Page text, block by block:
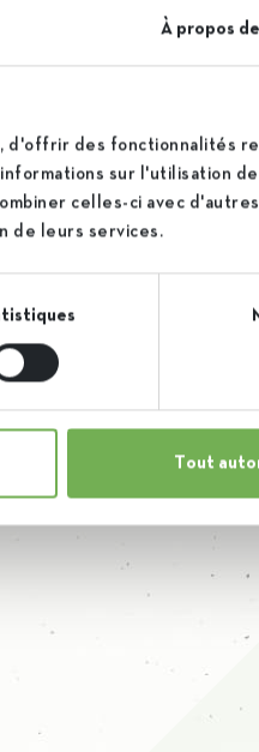
À propos
d'offrir des fonctionnalités
sur l'utilisation
celles-ci avec
de leurs services.
Tout
belge
4 du sucre belge est produit
nos 170